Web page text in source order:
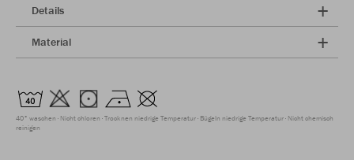
Details
Material
40° waschen Nicht chloren Trocknen niedrige Temperatur Bügeln niedrige Temperatur Nicht chemisch
reinigen